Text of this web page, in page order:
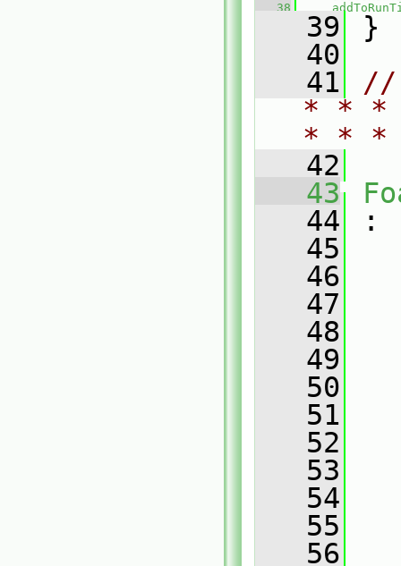
   38
   39
}
   40
   41
//
* * *
* *
   42
   43
   44
:
   45
   46
   47
   48
   49
   50
   51
   52
   53
   54
   55
   56